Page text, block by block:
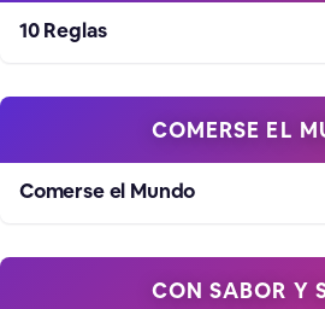
10 Reglas
COMERSE EL
Comerse el Mundo
CON SABOR Y